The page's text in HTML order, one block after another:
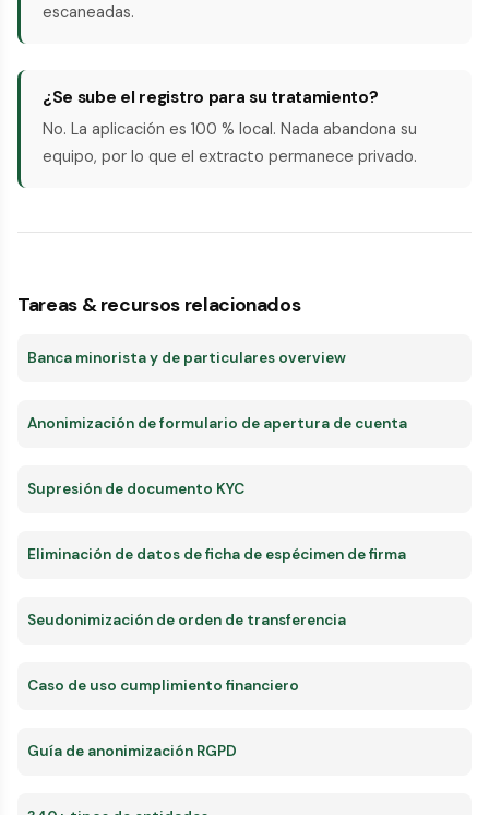
escaneadas.
¿Se sube el registro para su tratamiento?
No. La aplicación es 100 % local. Nada abandona su
equipo, por lo que el extracto permanece privado.
Tareas & recursos relacionados
Banca minorista y de particulares overview
Anonimización de formulario de apertura de cuenta
Supresión de documento KYC
Eliminación de datos de ficha de espécimen de firma
Seudonimización de orden de transferencia
Caso de uso cumplimiento financiero
Guía de anonimización RGPD